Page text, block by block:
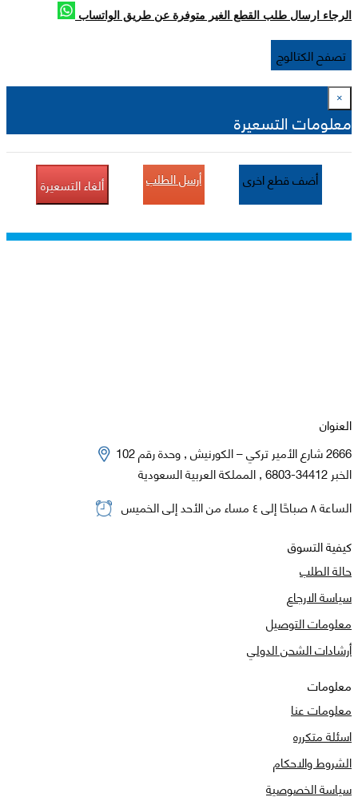
الرجاء ارسال طلب القطع الغير متوفرة عن طريق الواتساب
تصفح الكتالوج
×
معلومات التسعيرة
أضف قطع اخرى أرسل الطلب ألغاء التسعيرة
العنوان
2666 شارع الأمير تركي – الكورنيش , وحدة رقم 102
الخبر 34412-6803 , المملكة العربية السعودية
الساعة ٨ صباحًا إلى ٤ مساء من الأحد إلى الخميس
كيفية التسوق
حالة الطلب
سياسة الارجاع
معلومات التوصيل
أرشادات الشحن الدولي
معلومات
معلومات عنا
اسئلة متكرره
الشروط والاحكام
سياسة الخصوصية